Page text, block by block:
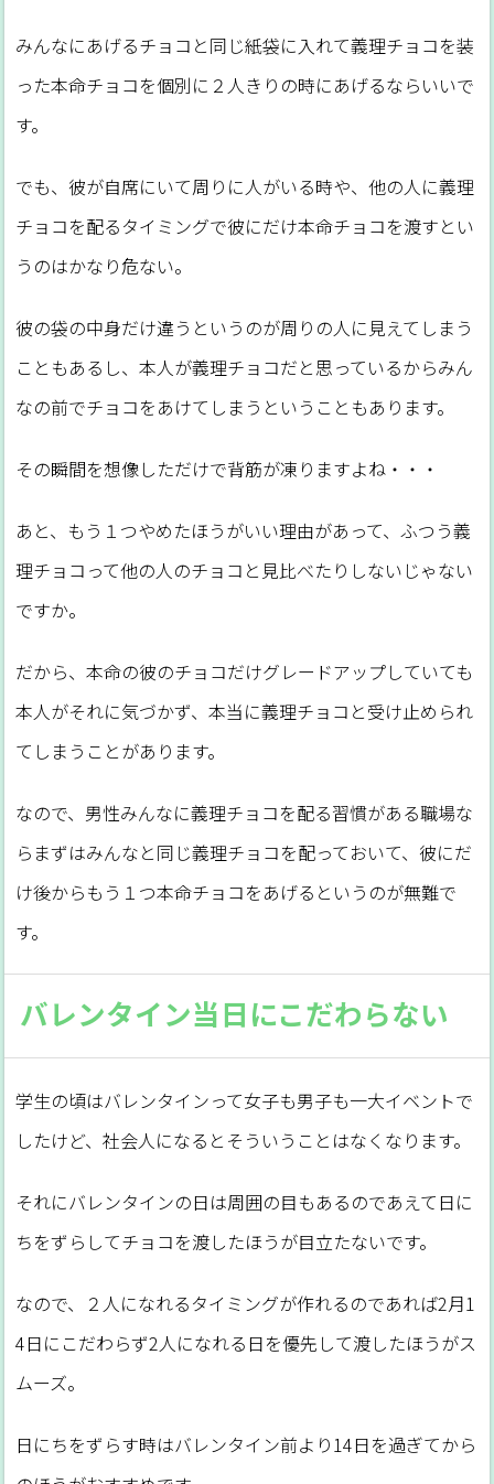
みんなにあげるチョコと同じ紙袋に入れて義理チョコを装
った本命チョコを個別に２人きりの時にあげるならいいで
す。
でも、彼が自席にいて周りに人がいる時や、他の人に義理
チョコを配るタイミングで彼にだけ本命チョコを渡すとい
うのはかなり危ない。
彼の袋の中身だけ違うというのが周りの人に見えてしまう
こともあるし、本人が義理チョコだと思っているからみん
なの前でチョコをあけてしまうということもあります。
その瞬間を想像しただけで背筋が凍りますよね・・・
あと、もう１つやめたほうがいい理由があって、ふつう義
理チョコって他の人のチョコと見比べたりしないじゃない
ですか。
だから、本命の彼のチョコだけグレードアップしていても
本人がそれに気づかず、本当に義理チョコと受け止められ
てしまうことがあります。
なので、男性みんなに義理チョコを配る習慣がある職場な
らまずはみんなと同じ義理チョコを配っておいて、彼にだ
け後からもう１つ本命チョコをあげるというのが無難で
す。
バレンタイン当日にこだわらない
学生の頃はバレンタインって女子も男子も一大イベントで
したけど、社会人になるとそういうことはなくなります。
それにバレンタインの日は周囲の目もあるのであえて日に
ちをずらしてチョコを渡したほうが目立たないです。
なので、２人になれるタイミングが作れるのであれば2月1
4日にこだわらず2人になれる日を優先して渡したほうがス
ムーズ。
日にちをずらす時はバレンタイン前より14日を過ぎてから